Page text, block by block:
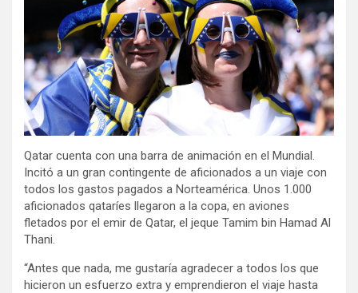
Qatar cuenta con una barra de animación en el Mundial.
Incitó a un gran contingente de aficionados a un viaje con
todos los gastos pagados a Norteamérica. Unos 1.000
aficionados qataríes llegaron a la copa, en aviones
fletados por el emir de Qatar, el jeque Tamim bin Hamad Al
Thani.
“Antes que nada, me gustaría agradecer a todos los que
hicieron un esfuerzo extra y emprendieron el viaje hasta